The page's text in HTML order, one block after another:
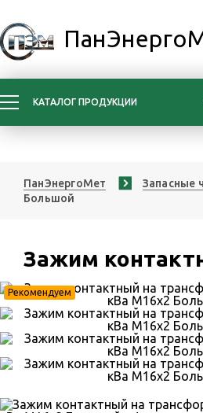
КАТАЛОГ ПРОДУКЦИИ
ПанЭнергоМет
Запасные
Большой
Зажим
Рекомендуем